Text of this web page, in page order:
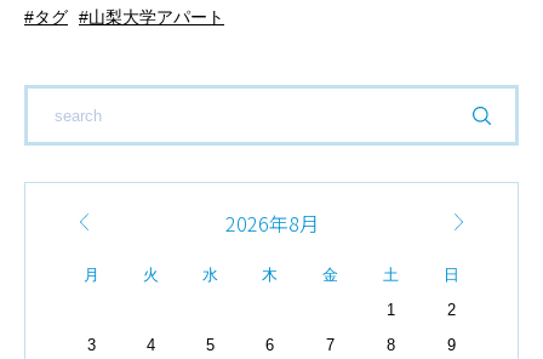
タグ 山梨大学アパート
2026年8月
月 火 水 木 金 土
日
1
2
3
4 5 6 7 8
9